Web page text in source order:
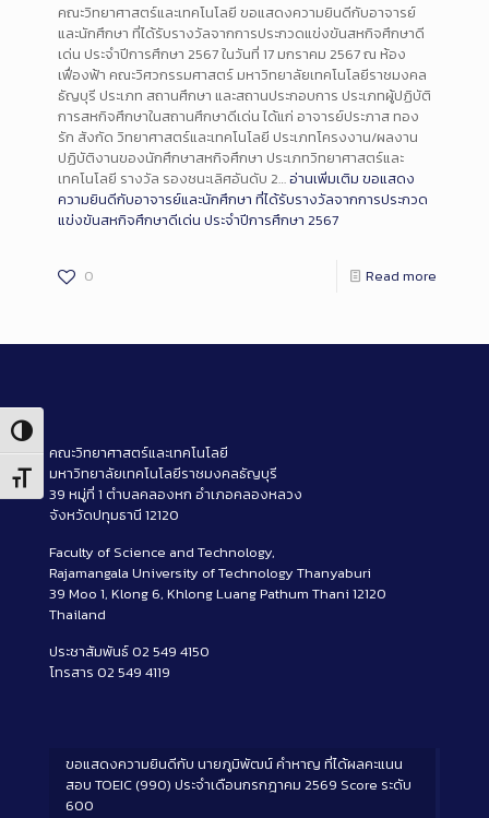
Toggle High Contrast
Toggle Font size
คณะวิทยาศาสตร์และเทคโนโลยี ขอแสดงความยินดีกับอาจารย์
และนักศึกษา ที่ได้รับรางวัลจากการประกวดแข่งขันสหกิจศึกษาดี
เด่น ประจำปีการศึกษา 2567 ในวันที่ 17 มกราคม 2567 ณ ห้อง
เฟื่องฟ้า คณะวิศวกรรมศาสตร์ มหาวิทยาลัยเทคโนโลยีราชมงคล
ธัญบุรี ประเภท สถานศึกษา และสถานประกอบการ ประเภทผู้ปฏิบัติ
การสหกิจศึกษาในสถานศึกษาดีเด่น ได้แก่ อาจารย์ประภาส ทอง
รัก สังกัด วิทยาศาสตร์และเทคโนโลยี ประเภทโครงงาน/ผลงาน
ปฏิบัติงานของนักศึกษาสหกิจศึกษา ประเภทวิทยาศาสตร์และ
เทคโนโลยี รางวัล รองชนะเลิศอันดับ 2…อ่านเพิ่มเติม ขอแสดง
ความยินดีกับอาจารย์และนักศึกษา ที่ได้รับรางวัลจากการประกวด
แข่งขันสหกิจศึกษาดีเด่น ประจำปีการศึกษา 2567
0 Read more
คณะวิทยาศาสตร์และเทคโนโลยี
มหาวิทยาลัยเทคโนโลยีราชมงคลธัญบุรี
39 หมู่ที่ 1 ตำบลคลองหก อำเภอคลองหลวง
จังหวัดปทุมธานี 12120
Faculty of Science and Technology,
Rajamangala University of Technology Thanyaburi
39 Moo 1, Klong 6, Khlong Luang Pathum Thani 12120
Thailand
ประชาสัมพันธ์ 02 549 4150
โทรสาร 02 549 4119
ขอแสดงความยินดีกับ นายภูมิพัฒน์ คำหาญ ที่ได้ผลคะแนน
สอบ TOEIC (990) ประจำเดือนกรกฎาคม 2569 Score ระดับ
600